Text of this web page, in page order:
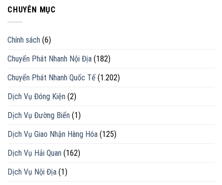
CHUYÊN MỤC
Chính sách (6)
Chuyển Phát Nhanh Nội Địa (182)
Chuyển Phát Nhanh Quốc Tế (1.202)
Dịch Vụ Đóng Kiện (2)
Dịch Vụ Đường Biển (1)
Dịch Vụ Giao Nhận Hàng Hóa (125)
Dịch Vụ Hải Quan (162)
Dịch Vụ Nội Địa (1)